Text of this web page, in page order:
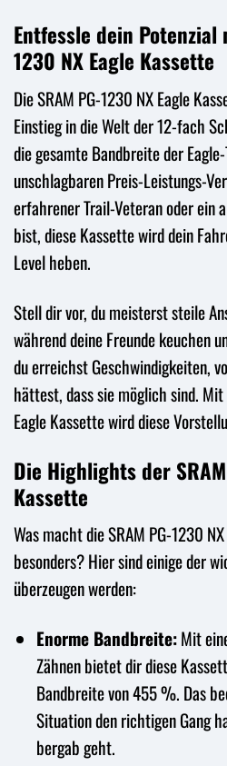
Entfessle dein Potenzial
1230 NX Eagle Kassette
Die SRAM PG-1230 NX Eagle
Einstieg in die Welt der 12-fach
die gesamte Bandbreite der
unschlagbaren Preis-Leistungs-
erfahrener Trail-Veteran oder ein
bist, diese Kassette wird dein
Level heben.
Stell dir vor, du meisterst steile
während deine Freunde keuchen
du erreichst Geschwindigkeiten,
hättest, dass sie möglich sind. Mit
Eagle Kassette wird diese
Die Highlights der
Kassette
Was macht die SRAM PG-1230
besonders? Hier sind einige der
überzeugen werden:
Enorme Bandbreite:Mit
Zähnen bietet dir diese
Bandbreite von 455 %. Das
Situation den richtigen Gang
bergab geht.